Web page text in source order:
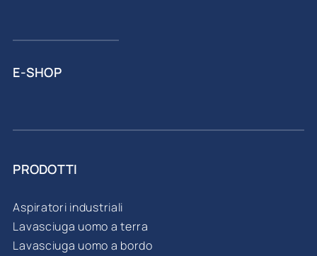
E-SHOP
PRODOTTI
Aspiratori industriali
Lavasciuga uomo a terra
Lavasciuga uomo a bordo